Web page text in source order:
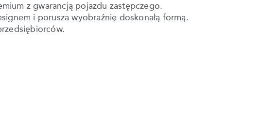
z gwarancją pojazdu zastępczego.
i porusza wyobraźnię doskonałą formą.